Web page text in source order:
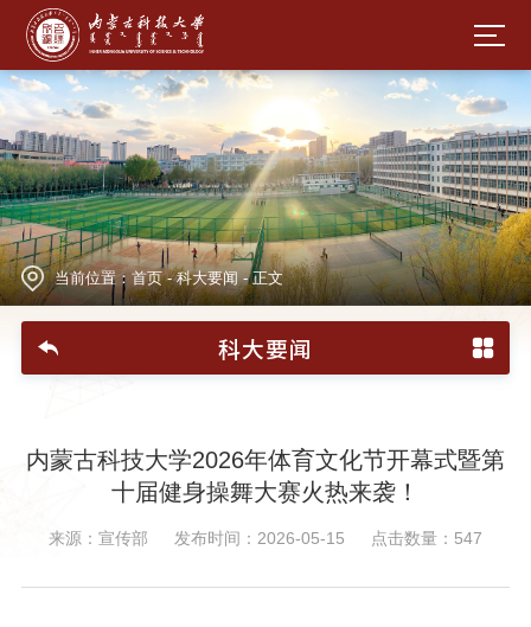
当前位置： 首页-科大要闻-正文
科大要闻
内蒙古科技大学2026年体育文化节开幕式暨第
十届健身操舞大赛火热来袭！
来源：宣传部 发布时间：2026-05-15 点击数量： 547